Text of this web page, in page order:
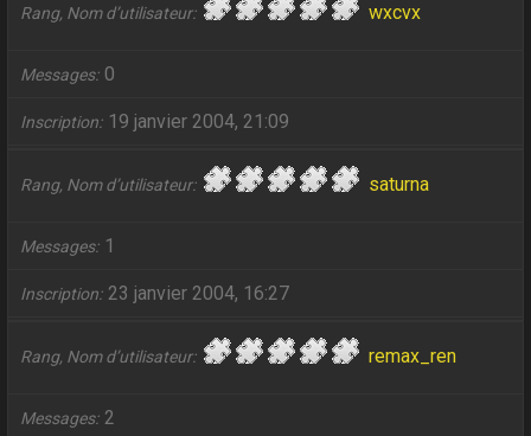
Rang, Nom d’utilisateur wxcvx
Messages 0
Inscription 19 janvier 2004, 21:09
Rang, Nom d’utilisateur saturna
Messages 1
Inscription 23 janvier 2004, 16:27
Rang, Nom d’utilisateur remax_ren
Messages 2